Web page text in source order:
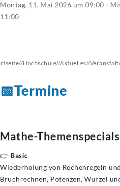
Montag, 11. Mai 2026 um 09:00 -
11:00
//Hochschule//Aktuelles//
📅Termine
Mathe-Themenspecials
👉 Basic
Wiederholung von Rechenregeln
Bruchrechnen, Potenzen, Wurzel